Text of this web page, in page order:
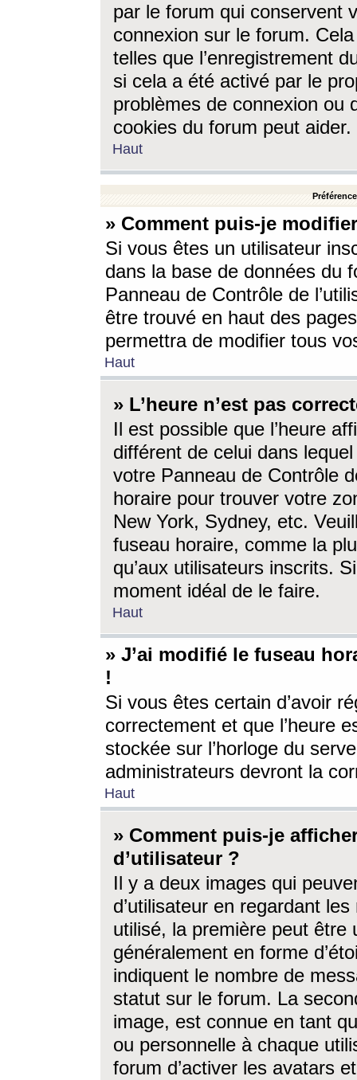
par le forum qui conservent
connexion sur le forum.
telles que l’enregistrement
si cela a été activé par le
problèmes de connexion ou
cookies du forum peut aider.
Haut
» Comment puis-je
Si vous êtes un utilisateur
dans la base de données du
Panneau de Contrôle de
être trouvé en haut des
permettra de modifier tous
Haut
» L’heure n’est pas
Il est possible que l’heure
différent de celui dans
votre Panneau de Contrôle
horaire pour trouver votre
New York, Sydney, etc.
fuseau horaire, comme la
qu’aux utilisateurs inscrits.
moment idéal de le faire.
Haut
» J’ai modifié le fuseau
!
Si vous êtes certain d’avoir
correctement et que l’heure
stockée sur l’horloge du
administrateurs devront la
Haut
» Comment puis-je
d’utilisateur ?
Il y a deux images qui
d’utilisateur en regardant
utilisé, la première peut être
généralement en forme
indiquent le nombre de
statut sur le forum. La
image, est connue en tant
ou personnelle à chaque
forum d’activer les avatars